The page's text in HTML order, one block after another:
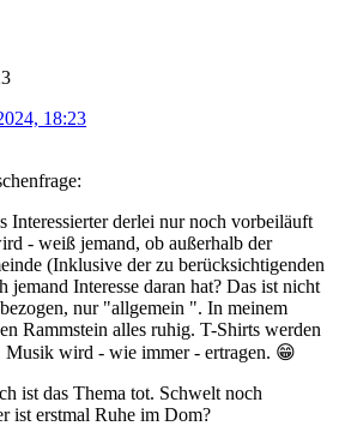
18:23
Interessierter derlei nur noch vorbeiläuft
- weiß jemand, ob außerhalb der
(Inklusive der zu berücksichtigenden
jemand Interesse daran hat? Das ist nicht
nur "allgemein ". In meinem
Rammstein alles ruhig. T-Shirts werden
Musik wird - wie immer - ertragen. 😁
ist das Thema tot. Schwelt noch
ist erstmal Ruhe im Dom?